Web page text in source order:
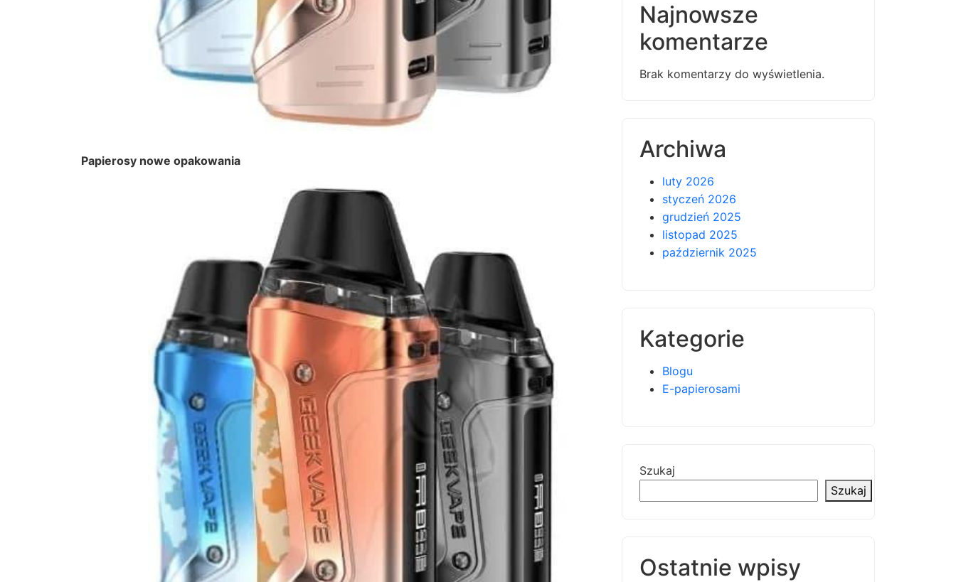
Papierosy nowe opakowania
Najnowsze
komentarze
Brak komentarzy do wyświetlenia.
Archiwa
luty 2026
styczeń 2026
grudzień 2025
listopad 2025
październik 2025
Kategorie
Blogu
E-papierosami
Szukaj
Szukaj
Ostatnie wpisy